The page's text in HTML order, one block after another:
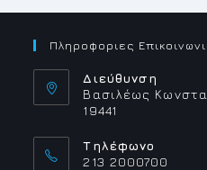
Πληροφοριες
Διεύθυνση
Βασιλέως
19441
Τηλέφωνο
213 2000700